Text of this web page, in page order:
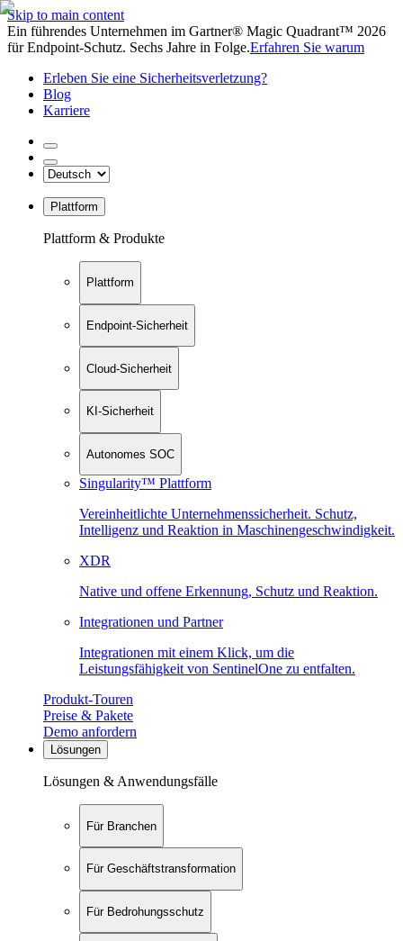
Skip to main content
Ein führendes Unternehmen im Gartner® Magic Quadrant™ 2026
für Endpoint-Schutz. Sechs Jahre in Folge.Erfahren Sie warum
Erleben Sie eine Sicherheitsverletzung?
Blog
Karriere
Plattform
Plattform & Produkte
Plattform
Endpoint-Sicherheit
Cloud-Sicherheit
KI-Sicherheit
Autonomes SOC
Singularity™ Plattform
Vereinheitlichte Unternehmenssicherheit. Schutz,
Intelligenz und Reaktion in Maschinen­geschwindigkeit.
XDR
Native und offene Erkennung, Schutz und Reaktion.
Integrationen und Partner
Integrationen mit einem Klick, um die
Leistungsfähigkeit von SentinelOne zu entfalten.
Produkt-Touren
Preise & Pakete
Demo anfordern
Lösungen
Lösungen & Anwendungsfälle
Für Branchen
Für Geschäftstransformation
Für Bedrohungsschutz